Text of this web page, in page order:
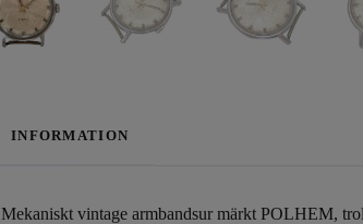
INFORMATION
Mekaniskt vintage armbandsur märkt POLHEM,